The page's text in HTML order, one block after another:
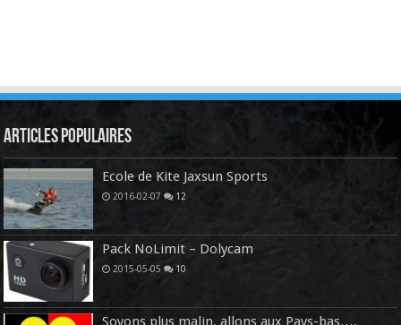
Articles Populaires
Ecole de Kite Jaxsun Sports
2016-02-07 12
Pack NoLimit – Dolycam
2015-05-05 10
Soyons plus malin, allons aux Pays-bas….